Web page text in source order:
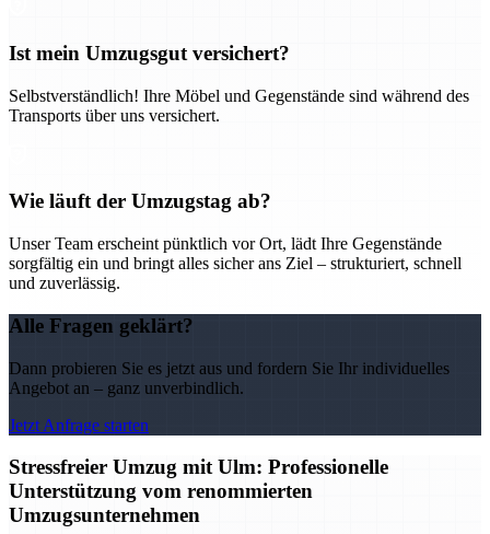
Ist mein Umzugsgut versichert?
Selbstverständlich! Ihre Möbel und Gegenstände sind während des
Transports über uns versichert.
Wie läuft der Umzugstag ab?
Unser Team erscheint pünktlich vor Ort, lädt Ihre Gegenstände
sorgfältig ein und bringt alles sicher ans Ziel – strukturiert, schnell
und zuverlässig.
Alle Fragen geklärt?
Dann probieren Sie es jetzt aus und fordern Sie Ihr individuelles
Angebot an – ganz unverbindlich.
Jetzt Anfrage starten
Stressfreier Umzug mit Ulm: Professionelle
Unterstützung vom renommierten
Umzugsunternehmen